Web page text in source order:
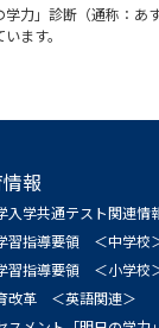
学力」診断（通称：あ
ます。
報
入学共通テスト関連情
習指導要領 ＜中学校
習指導要領 ＜小学校
改革 ＜英語関連＞